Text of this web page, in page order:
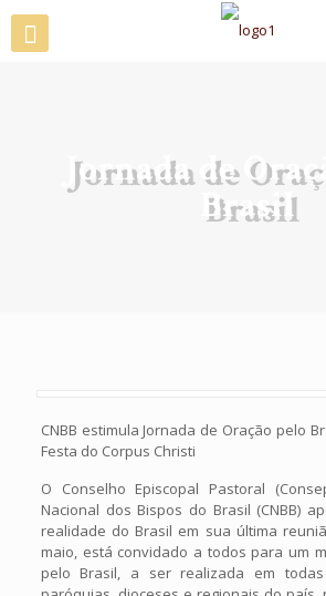
Jornada de
Brasil
CNBB estimula Jornada de Oração pelo
Festa do Corpus Christi
O Conselho Episcopal Pastoral
Nacional dos Bispos do Brasil (CNBB)
realidade do Brasil em sua última
maio, está convidado a todos para um
pelo Brasil, a ser realizada em todas